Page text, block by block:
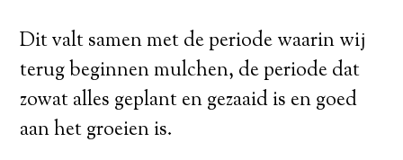
Dit valt samen met de periode waarin wij
terug beginnen mulchen, de periode dat
zowat alles geplant en gezaaid is en goed
aan het groeien is.